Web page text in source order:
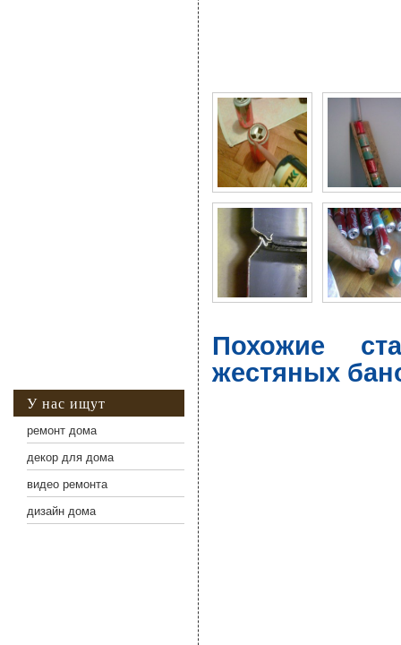
Похожие
жестяных
У нас ищут
ремонт дома
декор для дома
видео ремонта
дизайн дома